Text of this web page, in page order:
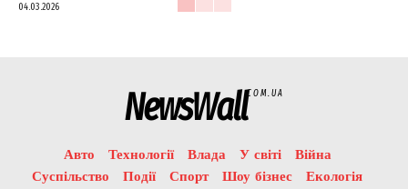
04.03.2026
NewsWallCOM.UA
Авто Технології Влада У світі
Війна
Суспільство
Події Спорт Шоу бізнес
Екологія